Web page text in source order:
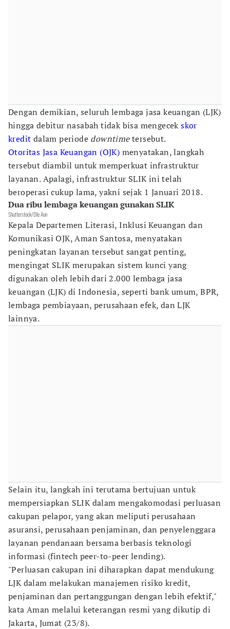
Dengan demikian, seluruh lembaga jasa keuangan (LJK)
hingga debitur nasabah tidak bisa mengecekskor
kredit dalam periode downtimetersebut.
Otoritas Jasa Keuangan (OJK) menyatakan, langkah
tersebut diambil untuk memperkuat infrastruktur
layanan. Apalagi, infrastruktur SLIK ini telah
beroperasi cukup lama, yakni sejak 1 Januari 2018.
Dua ribu lembaga keuangan gunakan SLIK
Shutterstock/Elle Aon
Kepala Departemen Literasi, Inklusi Keuangan dan
Komunikasi OJK, Aman Santosa, menyatakan
peningkatan layanan tersebut sangat penting,
mengingat SLIK merupakan sistem kunci yang
digunakan oleh lebih dari 2.000 lembaga jasa
keuangan (LJK) di Indonesia, seperti bank umum, BPR,
lembaga pembiayaan, perusahaan efek, dan LJK
lainnya.
Selain itu, langkah ini terutama bertujuan untuk
mempersiapkan SLIK dalam mengakomodasi perluasan
cakupan pelapor, yang akan meliputi perusahaan
asuransi, perusahaan penjaminan, dan penyelenggara
layanan pendanaan bersama berbasis teknologi
informasi (fintech peer-to-peer lending).
"Perluasan cakupan ini diharapkan dapat mendukung
LJK dalam melakukan manajemen risiko kredit,
penjaminan dan pertanggungan dengan lebih efektif,"
kata Aman melalui keterangan resmi yang dikutip di
Jakarta, Jumat (23/8).